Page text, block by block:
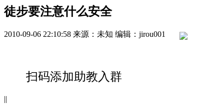
徒步要注意什么安全
2010-09-06 22:10:58 来源：未知 编辑：jirou001
扫码添加助教入群
||